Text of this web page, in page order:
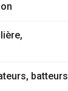
batteurs